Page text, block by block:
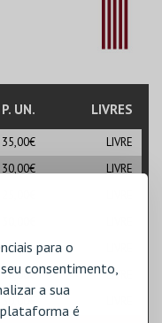
para o
consentimento,
a sua
plataforma é
P. UN. LIVRES
35,00€
LIVRE
30,00€
LIVRE
30,00€
30,00€
LIVRE